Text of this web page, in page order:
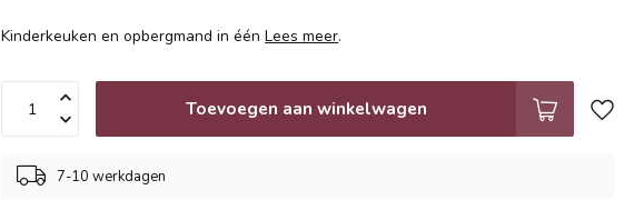
Kinderkeuken en opbergmand in éénLees meer.
Toevoegen aan winkelwagen
7-10 werkdagen